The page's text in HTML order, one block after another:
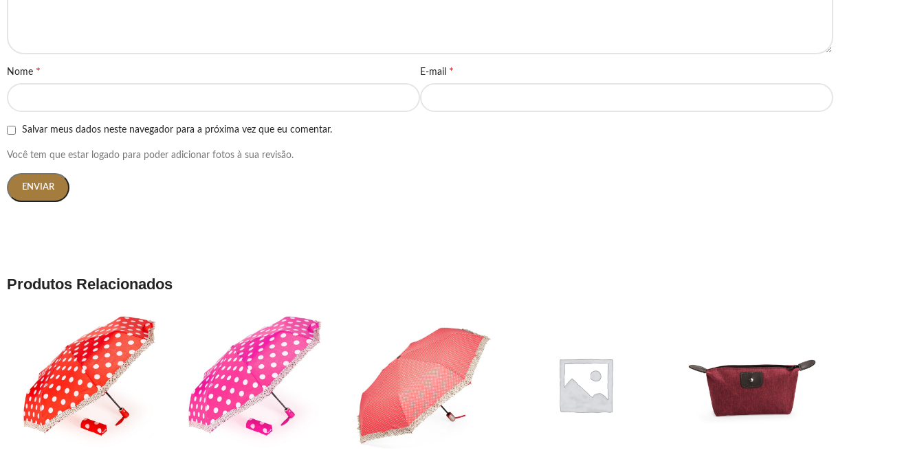
Nome * E-mail *
Salvar meus dados neste navegador para a próxima vez que eu comentar.
Você tem que estar logado para poder adicionar fotos à sua revisão.
Produtos Relacionados